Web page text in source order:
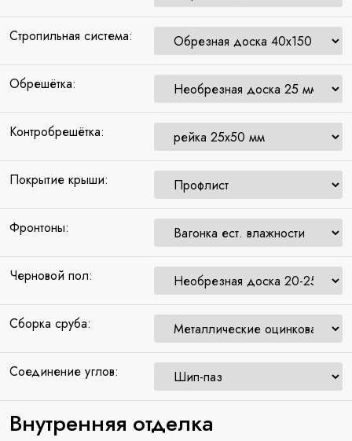
Стропильная система:
Обрешётка:
Контробрешётка:
Покрытие крыши:
Фронтоны:
Черновой пол:
Сборка сруба:
Соединение углов:
Внутренняя отделка